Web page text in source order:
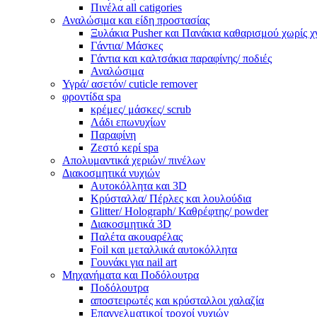
Πινέλα all catigories
Αναλώσιμα και είδη προστασίας
Ξυλάκια Pusher και Πανάκια καθαρισμού χωρίς
Γάντια/ Μάσκες
Γάντια και καλτσάκια παραφίνης/ ποδιές
Αναλώσιμα
Υγρά/ ασετόν/ cuticle remover
φροντίδα spa
κρέμες/ μάσκες/ scrub
Λάδι επωνυχίων
Παραφίνη
Ζεστό κερί spa
Απολυμαντικά χεριών/ πινέλων
Διακοσμητικά νυχιών
Αυτοκόλλητα και 3D
Κρύσταλλα/ Πέρλες και λουλούδια
Glitter/ Holograph/ Καθρέφτης/ powder
Διακοσμητικά 3D
Παλέτα ακουαρέλας
Foil και μεταλλικά αυτοκόλλητα
Γουνάκι για nail art
Μηχανήματα και Ποδόλουτρα
Ποδόλουτρα
αποστειρωτές και κρύσταλλοι χαλαζία
Επαγγελματικοί τροχοί νυχιών